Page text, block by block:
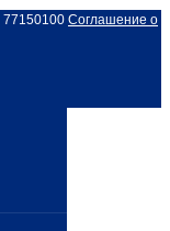
Соглашение о